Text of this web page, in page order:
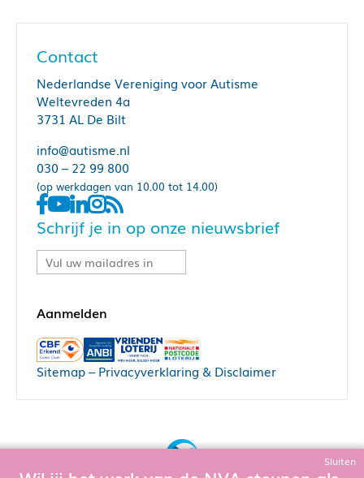
Contact
Nederlandse Vereniging voor Autisme
Weltevreden 4a
3731 AL De Bilt
info@autisme.nl
030 – 22 99 800
(op werkdagen van 10.00 tot 14.00)
Schrijf je in op onze nieuwsbrief
Sitemap– Privacyverklaring & Disclaimer
Sluiten